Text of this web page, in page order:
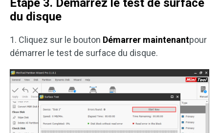
Étape 3. Démarrez le test de surface
du disque
1. Cliquez sur le bouton Démarrer maintenantpour
démarrer le test de surface du disque.